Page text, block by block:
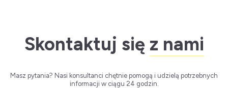
Skontaktuj się z nami
Masz pytania? Nasi konsultanci chętnie pomogą i udzielą potrzebnych
informacji w ciągu 24 godzin.